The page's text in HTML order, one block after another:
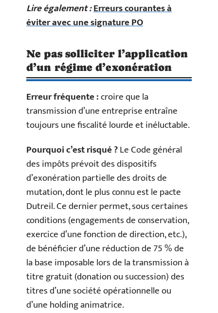
Lire également :Erreurs courantes à
éviter avec une signature PO
Ne pas solliciter l’application
d’un régime d’exonération
Erreur fréquente :croire que la
transmission d’une entreprise entraîne
toujours une fiscalité lourde et inéluctable.
Pourquoi c’est risqué ?Le Code général
des impôts prévoit des dispositifs
d’exonération partielle des droits de
mutation, dont le plus connu est le pacte
Dutreil. Ce dernier permet, sous certaines
conditions (engagements de conservation,
exercice d’une fonction de direction, etc.),
de bénéficier d’une réduction de 75 % de
la base imposable lors de la transmission à
titre gratuit (donation ou succession) des
titres d’une société opérationnelle ou
d’une holding animatrice.